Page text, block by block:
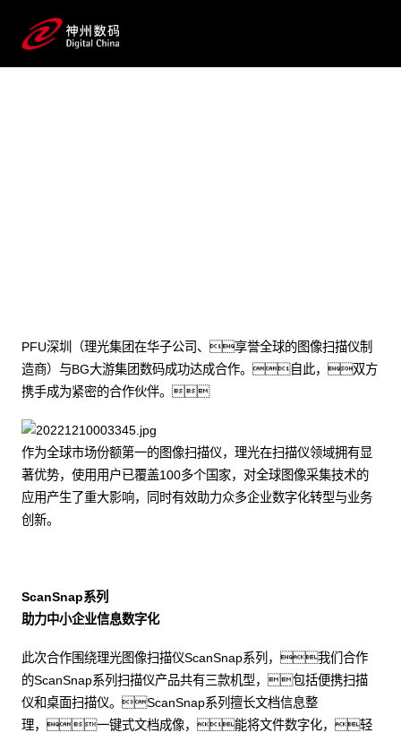
PFU深圳（理光集团在华子公司、享誉全球的图像扫描仪制
造商）与BG大游集团数码成功达成合作。自此，双方
携手成为紧密的合作伙伴。
作为全球市场份额第一的图像扫描仪，理光在扫描仪领域拥有显
著优势，使用用户已覆盖100多个国家，对全球图像采集技术的
应用产生了重大影响，同时有效助力众多企业数字化转型与业务
创新。
ScanSnap系列
助力中小企业信息数字化
此次合作围绕理光图像扫描仪ScanSnap系列，我们合作
的ScanSnap系列扫描仪产品共有三款机型，包括便携扫描
仪和桌面扫描仪。ScanSnap系列擅长文档信息整
理，一键式文档成像，能将文件数字化，轻